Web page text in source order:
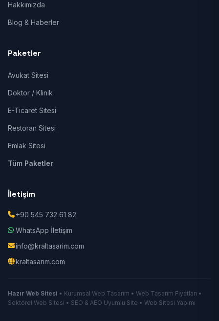
Hakkımızda
Blog & Haberler
Paketler
Avukat Sitesi
Doktor / Klinik
E-Ticaret Sitesi
Restoran Sitesi
Emlak Sitesi
Tüm Paketler
İletişim
+90 545 732 61 82
WhatsApp İletişim
info@kraltasarim.com
kraltasarim.com
Hazır Web Sitesi • Kurumsal Web Tasarım • Web Tasarım Fiyatları •
Sektörel Web Sitesi • SEO & AEO Uyumlu Site • Web Sitesi Yapımı